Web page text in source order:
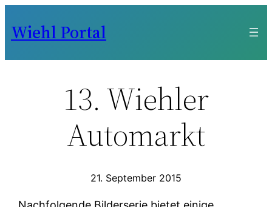
Inhalt
Wiehl Portal
13. Wiehler
Automarkt
21. September 2015